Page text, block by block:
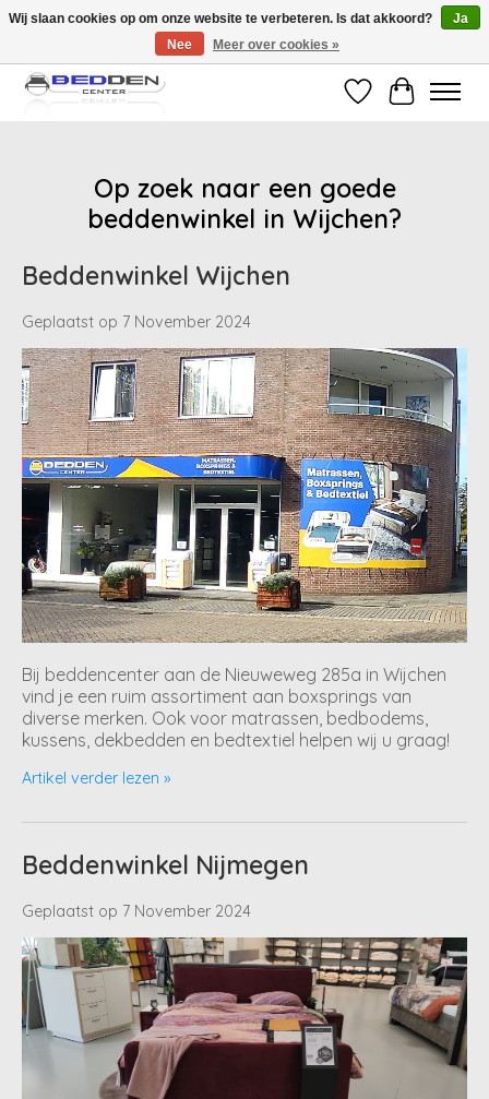
Standaard matrassen binnen 24 uur gratis geleverd!
Verlanglijst
Op zoek naar een goede
beddenwinkel in Wijchen?
Beddenwinkel Wijchen
Geplaatst op 7 November 2024
Bij beddencenter aan de Nieuweweg 285a in Wijchen
vind je een ruim assortiment aan boxsprings van
diverse merken. Ook voor matrassen, bedbodems,
kussens, dekbedden en bedtextiel helpen wij u graag!
Artikel verder lezen »
Beddenwinkel Nijmegen
Geplaatst op 7 November 2024
Wij slaan cookies op om onze website te verbeteren. Is dat akkoord?
Ja
Nee
Meer over cookies »